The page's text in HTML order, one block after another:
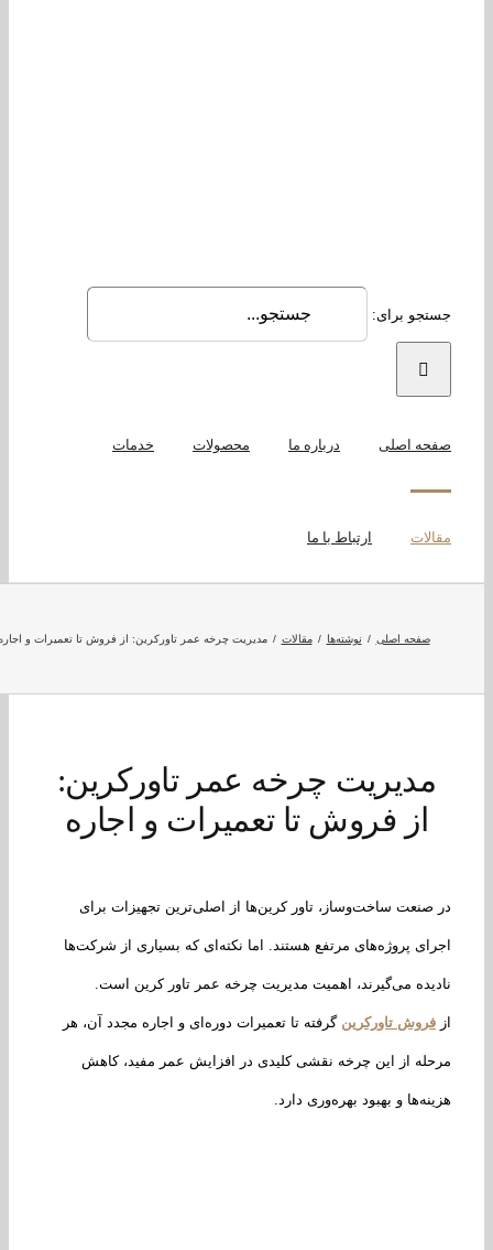
برای:
اصلی درباره ما محصولات خدمات
ارتباط با ما
نوشته‌ها مقالات مدیریت چرخه عمر تاورکرین: از فروش تا تعمیرات و اجاره
مدیریت چرخه عمر تاورکرین:
از فروش تا تعمیرات و اجاره
صنعت ساخت‌وساز، تاور کرین‌ها از اصلی‌ترین تجهیزات برای
پروژه‌های مرتفع هستند. اما نکته‌ای که بسیاری از شرکت‌ها
می‌گیرند، اهمیت مدیریت چرخه عمر تاور کرین است.
فروش تاورکرین گرفته تا تعمیرات دوره‌ای و اجاره مجدد آن، هر
از این چرخه نقشی کلیدی در افزایش عمر مفید، کاهش
و بهبود بهره‌وری دارد.